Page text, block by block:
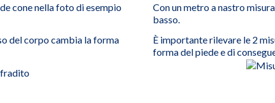
cone nella foto di esempio
del corpo cambia la forma
Con un metro a nastro
basso.
È importante rilevare le 2
forma del piede e di